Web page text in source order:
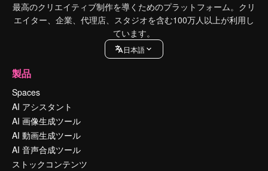
最高のクリエイティブ制作を導くためのプラットフォーム。クリ
エイター、企業、代理店、スタジオを含む100万人以上が利用し
ています。
日本語
製品
Spaces
AI アシスタント
AI 画像生成ツール
AI 動画生成ツール
AI 音声合成ツール
ストックコンテンツ